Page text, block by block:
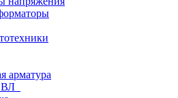
арматура
ВЛ